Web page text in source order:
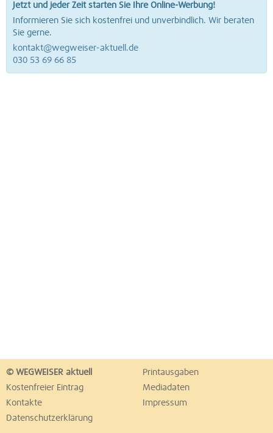
Jetzt und jeder Zeit starten Sie Ihre Online-Werbung!
Informieren Sie sich kostenfrei und unverbindlich. Wir beraten
Sie gerne.
kontakt@wegweiser-aktuell.de
030 53 69 66 85
© WEGWEISER aktuell
Printausgaben
Kostenfreier Eintrag
Mediadaten
Kontakte
Impressum
Datenschutzerklärung